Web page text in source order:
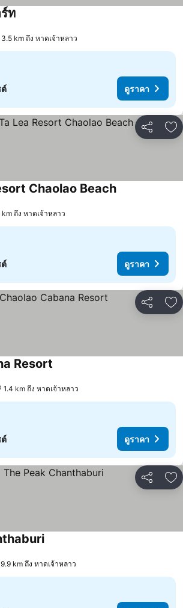
ทดูราคา
3.5 km ถึง หาดเจ้าหลาว
ต์ ดูราคา
แชร์ เ
Chaolao Beachดูราคา
km ถึง หาดเจ้าหลาว
ต์ ดูราคา
แชร์ เ
Resort
1.4 km ถึง หาดเจ้าหลาว
ต์ ดูราคา
แชร์ เ
ดูราคา
km ถึง หาดเจ้าหลาว